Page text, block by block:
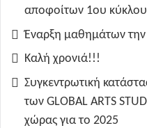
αποφοίτων 1ου
Έναρξη μαθημάτων
Καλή χρονιά!!!
Συγκεντρωτική
των GLOBAL ARTS
χώρας για το 2025